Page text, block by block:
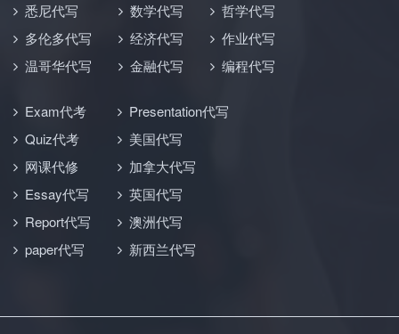
悉尼代写
多伦多代写
温哥华代写
数学代写
经济代写
金融代写
哲学代写
作业代写
编程代写
Exam代考
Quiz代考
网课代修
Essay代写
Report代写
paper代写
Presentation代写
美国代写
加拿大代写
英国代写
澳洲代写
新西兰代写